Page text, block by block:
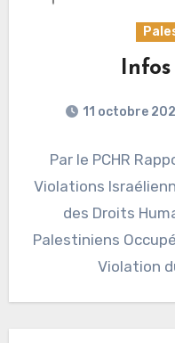
11 octobre
Par le PCHR
Violations
des Droits
Palestiniens
Violation